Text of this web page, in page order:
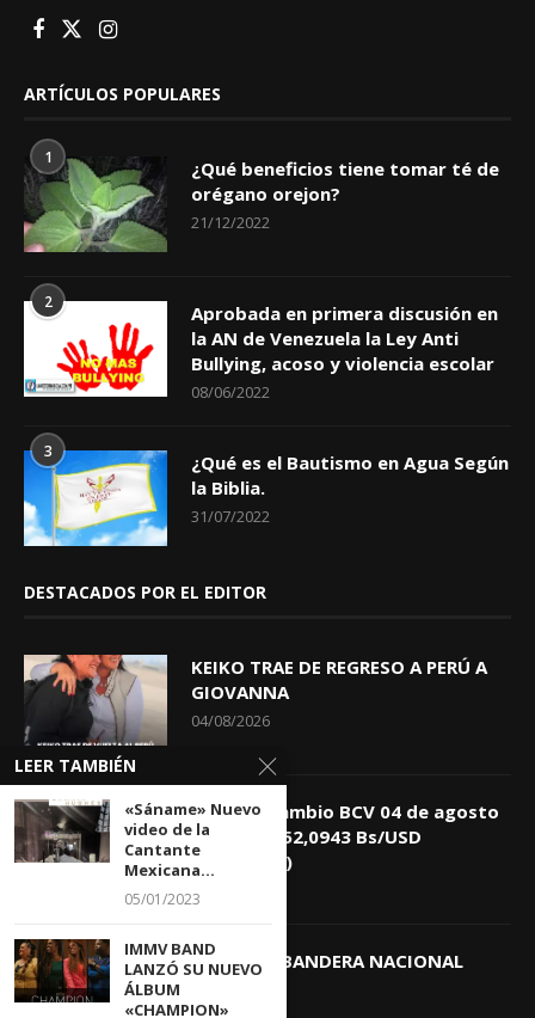
ARTÍCULOS POPULARES
1
¿Qué beneficios tiene tomar té de
orégano orejon?
21/12/2022
2
Aprobada en primera discusión en
la AN de Venezuela la Ley Anti
Bullying, acoso y violencia escolar
08/06/2022
3
¿Qué es el Bautismo en Agua Según
la Biblia.
31/07/2022
DESTACADOS POR EL EDITOR
KEIKO TRAE DE REGRESO A PERÚ A
GIOVANNA
04/08/2026
Tasa de Cambio BCV 04 de agosto
de 2026: 752,0943 Bs/USD
(+0,4418%)
04/08/2026
DIA DE LA BANDERA NACIONAL
LEER TAMBIÉN
«Sáname» Nuevo
video de la
Cantante
Mexicana...
05/01/2023
IMMV BAND
LANZÓ SU NUEVO
ÁLBUM
«CHAMPION»